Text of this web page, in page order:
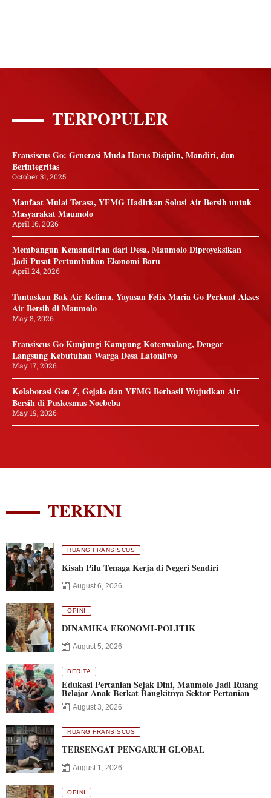
TERPOPULER
Fransiscus Go: Generasi Muda Harus Disiplin, Mandiri, dan
Berintegritas
October 31, 2025
Manfaat Mulai Terasa, YFMG Hadirkan Solusi Air Bersih untuk
Masyarakat Maumolo
April 16, 2026
Membangun Kemandirian dari Desa, Maumolo Diproyeksikan
Jadi Pusat Pertumbuhan Ekonomi Baru
April 24, 2026
Tuntaskan Bak Air Kelima, Yayasan Felix Maria Go Perkuat Akses
Air Bersih di Maumolo
May 8, 2026
Fransiscus Go Kunjungi Kampung Kotenwalang, Dengar
Langsung Kebutuhan Warga Desa Latonliwo
May 17, 2026
Kolaborasi Gen Z, Gejala dan YFMG Berhasil Wujudkan Air
Bersih di Puskesmas Noebeba
May 19, 2026
TERKINI
RUANG FRANSISCUS
Kisah Pilu Tenaga Kerja di Negeri Sendiri
August 6, 2026
OPINI
DINAMIKA EKONOMI-POLITIK
August 5, 2026
BERITA
Edukasi Pertanian Sejak Dini, Maumolo Jadi Ruang
Belajar Anak Berkat Bangkitnya Sektor Pertanian
August 3, 2026
RUANG FRANSISCUS
TERSENGAT PENGARUH GLOBAL
August 1, 2026
OPINI